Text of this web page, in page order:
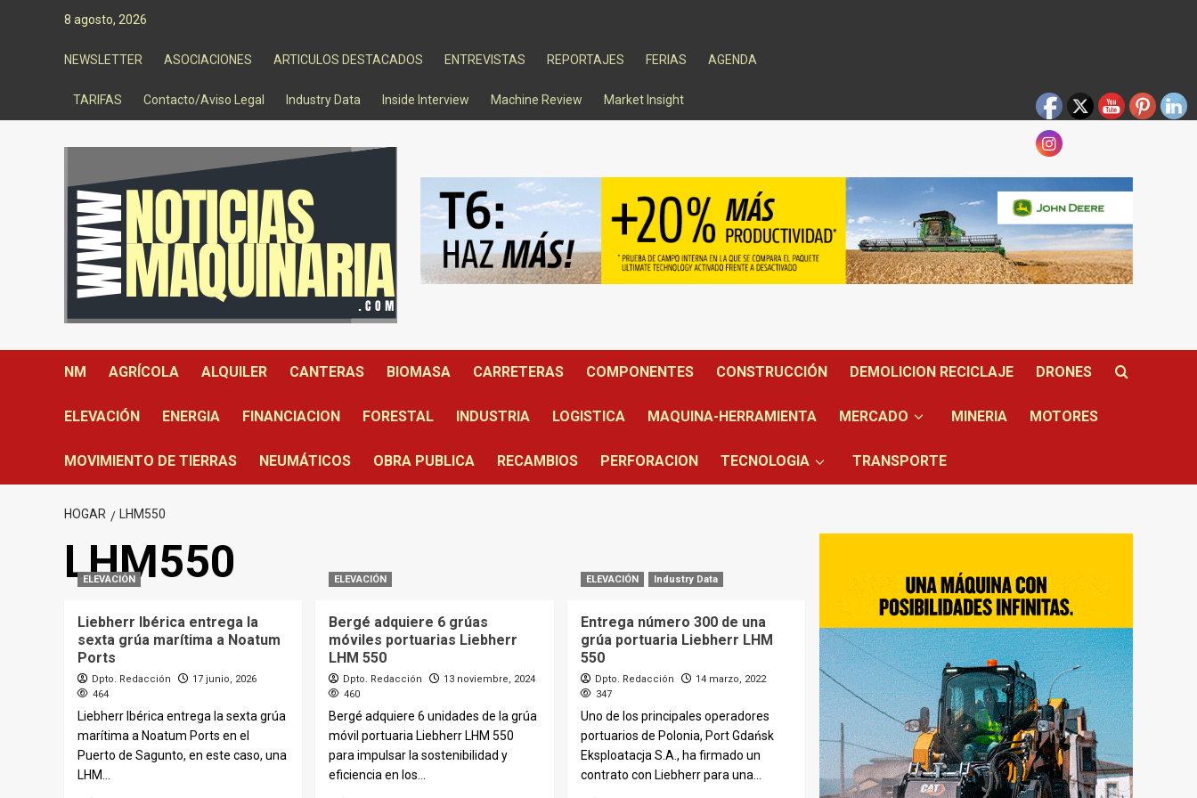
8 agosto, 2026
NEWSLETTER ASOCIACIONES ARTICULOS DESTACADOS ENTREVISTAS REPORTAJES FERIAS AGENDA
TARIFAS Contacto/Aviso Legal Industry Data Inside Interview Machine Review Market Insight
NM AGRÍCOLA ALQUILER CANTERAS BIOMASA CARRETERAS COMPONENTES CONSTRUCCIÓN DEMOLICION RECICLAJE DRONES
ELEVACIÓN ENERGIA FINANCIACION FORESTAL INDUSTRIA LOGISTICA MAQUINA-HERRAMIENTA MERCADO MINERIA MOTORES
MOVIMIENTO DE TIERRAS NEUMÁTICOS OBRA PUBLICA RECAMBIOS PERFORACION TECNOLOGIA TRANSPORTE
HOGAR LHM550
LHM550
ELEVACIÓN
Liebherr Ibérica entrega la
sexta grúa marítima a Noatum
Ports
Dpto. Redacción
17 junio, 2026
464
Liebherr Ibérica entrega la sexta grúa
marítima a Noatum Ports en el
Puerto de Sagunto, en este caso, una
LHM...
ELEVACIÓN
Bergé adquiere 6 grúas
móviles portuarias Liebherr
LHM 550
Dpto. Redacción
13 noviembre, 2024
460
Bergé adquiere 6 unidades de la grúa
móvil portuaria Liebherr LHM 550
para impulsar la sostenibilidad y
eficiencia en los...
ELEVACIÓN Industry Data
Entrega número 300 de una
grúa portuaria Liebherr LHM
550
Dpto. Redacción
14 marzo, 2022
347
Uno de los principales operadores
portuarios de Polonia, Port Gdańsk
Eksploatacja S.A., ha firmado un
contrato con Liebherr para una...